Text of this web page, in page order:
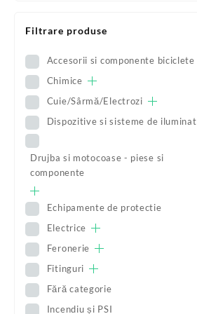
Filtrare produse
Accesorii si componente biciclete
Chimice
Cuie/Sârmă/Electrozi
Dispozitive si sisteme de iluminat
Drujba si motocoase - piese si
componente
Echipamente de protectie
Electrice
Feronerie
Fitinguri
Fără categorie
Incendiu și PSI